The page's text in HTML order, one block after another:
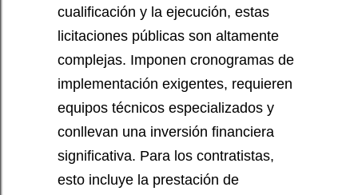
cualificación y la ejecución, estas
licitaciones públicas son altamente
complejas. Imponen cronogramas de
implementación exigentes, requieren
equipos técnicos especializados y
conllevan una inversión financiera
significativa. Para los contratistas,
esto incluye la prestación de